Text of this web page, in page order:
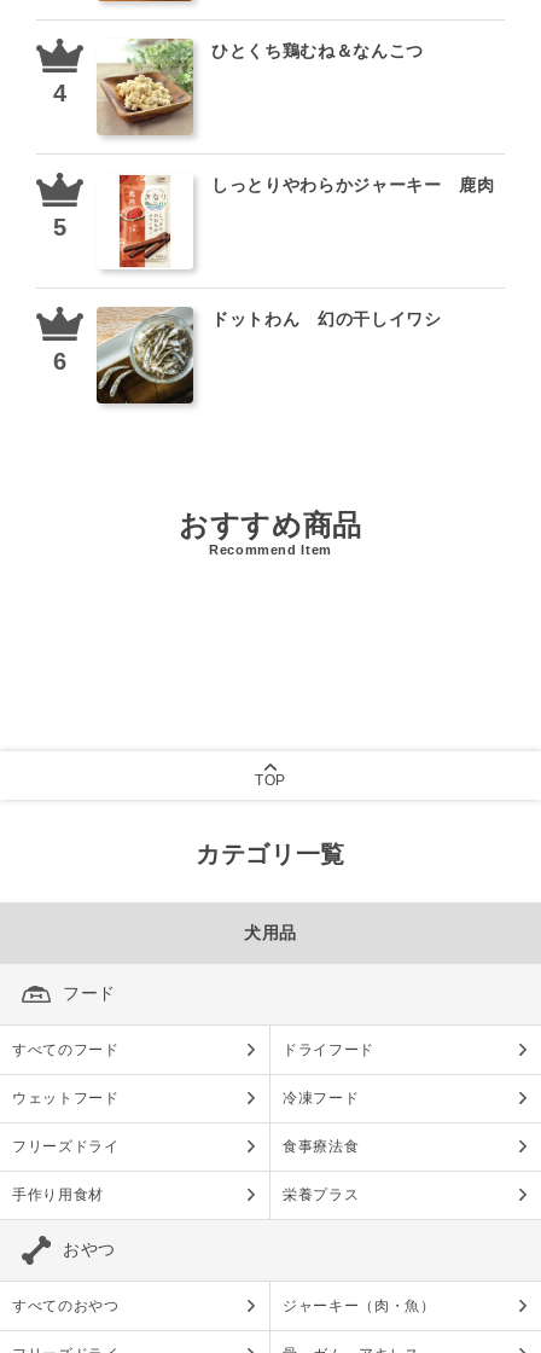
ひとくち鶏むね＆なんこつ
しっとりやわらかジャーキー 鹿肉
ドットわん 幻の干しイワシ
おすすめ商品
Recommend Item
TOP
カテゴリ一覧
犬用品
フード
すべてのフード ドライフード
ウェットフード 冷凍フード
フリーズドライ 食事療法食
手作り用食材 栄養プラス
おやつ
すべてのおやつ ジャーキー（肉・魚）